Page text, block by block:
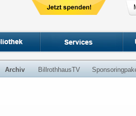
Archiv BillrothhausTV